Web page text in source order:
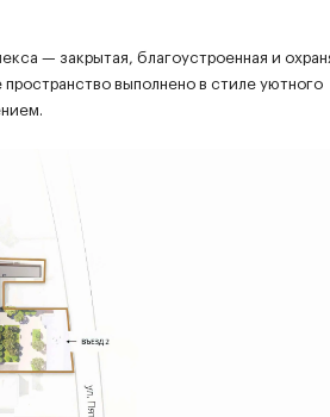
— закрытая, благоустроенная и
выполнено в стиле уютного